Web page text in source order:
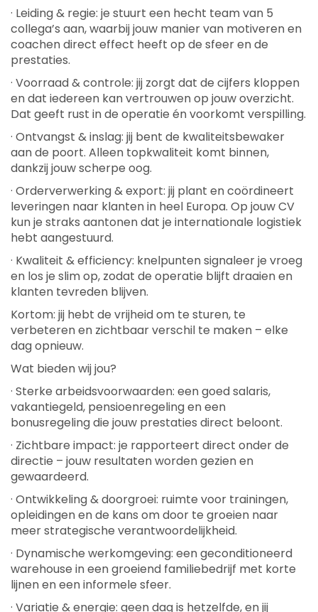
· Leiding & regie: je stuurt een hecht team van 5
collega’s aan, waarbij jouw manier van motiveren en
coachen direct effect heeft op de sfeer en de
prestaties.
· Voorraad & controle: jij zorgt dat de cijfers kloppen
en dat iedereen kan vertrouwen op jouw overzicht.
Dat geeft rust in de operatie én voorkomt verspilling.
· Ontvangst & inslag: jij bent de kwaliteitsbewaker
aan de poort. Alleen topkwaliteit komt binnen,
dankzij jouw scherpe oog.
· Orderverwerking & export: jij plant en coördineert
leveringen naar klanten in heel Europa. Op jouw CV
kun je straks aantonen dat je internationale logistiek
hebt aangestuurd.
· Kwaliteit & efficiency: knelpunten signaleer je vroeg
en los je slim op, zodat de operatie blijft draaien en
klanten tevreden blijven.
Kortom: jij hebt de vrijheid om te sturen, te
verbeteren en zichtbaar verschil te maken – elke
dag opnieuw.
Wat bieden wij jou?
· Sterke arbeidsvoorwaarden: een goed salaris,
vakantiegeld, pensioenregeling en een
bonusregeling die jouw prestaties direct beloont.
· Zichtbare impact: je rapporteert direct onder de
directie – jouw resultaten worden gezien en
gewaardeerd.
· Ontwikkeling & doorgroei: ruimte voor trainingen,
opleidingen en de kans om door te groeien naar
meer strategische verantwoordelijkheid.
· Dynamische werkomgeving: een geconditioneerd
warehouse in een groeiend familiebedrijf met korte
lijnen en een informele sfeer.
· Variatie & energie: geen dag is hetzelfde, en jij